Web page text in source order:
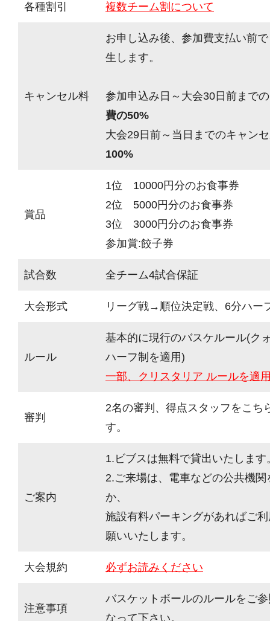
各種割引 複数チーム割について
キャンセル料
お申し込み後、参加費支払い前
生します。
参加申込み日～大会30日前まで
費の50%
大会29日前～当日までのキャン
100%
賞品
1位 10000円分のお食事券
2位 5000円分のお食事券
3位 3000円分のお食事券
参加賞:餃子券
試合数 全チーム4試合保証
大会形式 リーグ戦→順位決定戦、6分ハー
ルール
基本的に現行のバスケルール(ク
ハーフ制を適用)
一部、クリスタリア ルールを適
審判
2名の審判、得点スタッフをこち
す。
ご案内
1.ビブスは無料で貸出いたします
2.ご来場は、電車などの公共機
か、
施設有料パーキングがあればご
願いいたします。
大会規約 必ずお読みください
注意事項
バスケットボールのルールをご
なって下さい。